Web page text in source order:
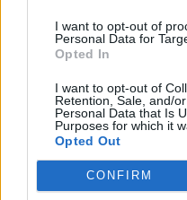
I want to opt-out of
Personal Data for
Opted In
I want to opt-out of
Retention, Sale, and/
Personal Data that Is
Purposes for which it
Opted Out
CONFIRM